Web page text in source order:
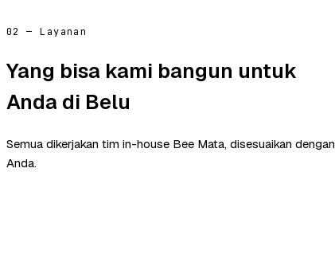
02 — Layanan
Yang bisa kami bangun untuk
Anda di Belu
Semua dikerjakan tim in-house Bee Mata, disesuaikan
Anda.